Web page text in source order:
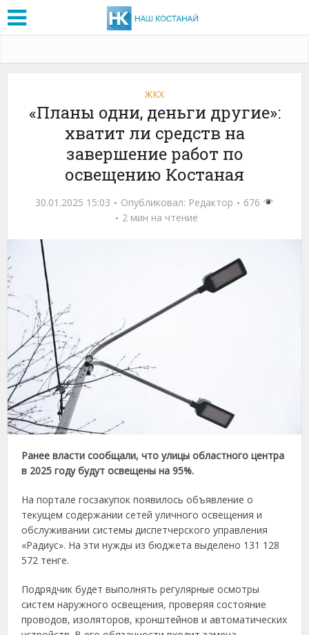
ЖКХ
«Планы одни, деньги другие»:
хватит ли средств на
завершение работ по
освещению Костаная
30.01.2025 15:03 Опубликовал: Редактор
676
2 мин на чтение
Ранее власти сообщали, что улицы областного центра
в 2025 году будут освещены на 95%.
На портале госзакупок появилось объявление о
текущем содержании сетей уличного освещения и
обслуживании системы диспетчерского управления
«Радиус». На эти нужды из бюджета выделено 131 128
572 тенге.
Подрядчик будет выполнять регулярные осмотры
систем наружного освещения, проверяя состояние
проводов, изоляторов, кронштейнов и автоматических